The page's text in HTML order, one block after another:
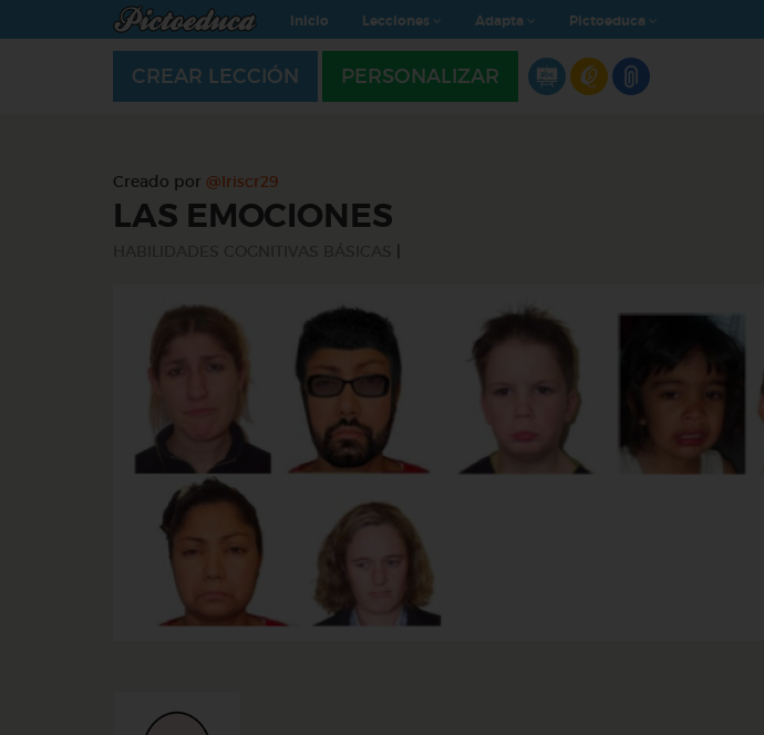
Inicio Lecciones Adapta Pictoeduca
CREAR LECCIÓN PERSONALIZAR
Creado por @Iriscr29
LAS EMOCIONES